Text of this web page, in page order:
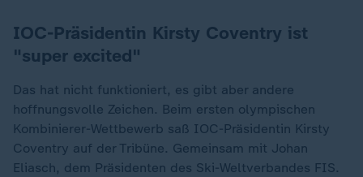
IOC-Präsidentin Kirsty Coventry ist
"super excited"
Das hat nicht funktioniert, es gibt aber andere
hoffnungsvolle Zeichen. Beim ersten olympischen
Kombinierer-Wettbewerb saß IOC-Präsidentin Kirsty
Coventry auf der Tribüne. Gemeinsam mit Johan
Eliasch, dem Präsidenten des Ski-Weltverbandes FIS.